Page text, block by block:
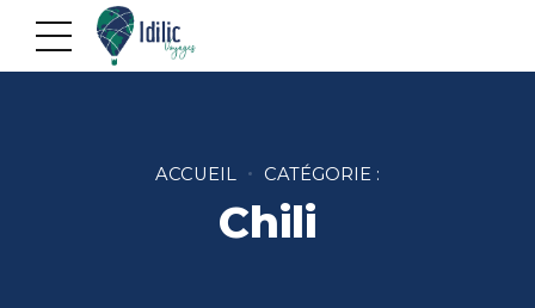
ACCUEIL CATÉGORIE :
Chili